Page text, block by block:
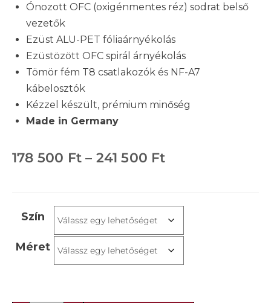
Ónozott OFC (oxigénmentes réz) sodrat belső
vezetők
Ezüst ALU-PET fóliaárnyékolás
Ezüstözött OFC spirál árnyékolás
Tömör fém T8 csatlakozók és NF-A7
kábelosztók
Kézzel készült, prémium minőség
Made in Germany
178 500 Ft – 241 500 Ft
Szín
Méret